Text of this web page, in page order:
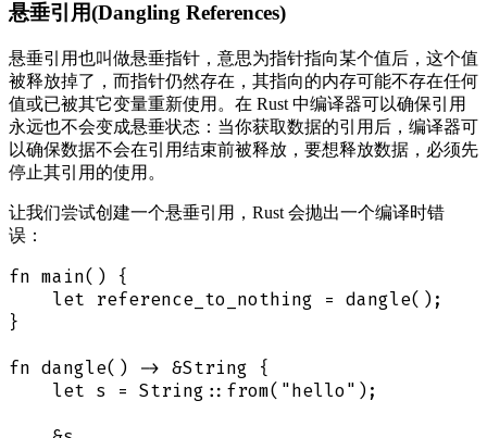
悬垂引用(Dangling References)
悬垂引用也叫做悬垂指针，意思为指针指向某个值后，这个值
被释放掉了，而指针仍然存在，其指向的内存可能不存在任何
值或已被其它变量重新使用。在 Rust 中编译器可以确保引用
永远也不会变成悬垂状态：当你获取数据的引用后，编译器可
以确保数据不会在引用结束前被释放，要想释放数据，必须先
停止其引用的使用。
让我们尝试创建一个悬垂引用，Rust 会抛出一个编译时错
误：
fn main() {
    let reference_to_nothing = dangle();
}
fn dangle() -> &String {
    let s = String::from("hello");